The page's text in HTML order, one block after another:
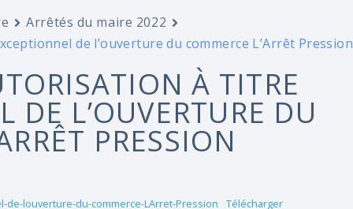
Arrêtés du maire 2022
de l’ouverture du commerce L’Arrêt Pression
À TITRE
DE L’OUVERTURE DU
PRESSION
de-louverture-du-commerce-LArret-Pression Télécharger